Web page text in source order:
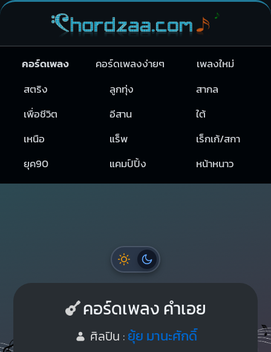
คอร์ดเพลง คอร์ดเพลงง่ายๆ
เพลงใหม่
สตริง
ลูกทุ่ง
สากล
เพื่อชีวิต
อีสาน
ใต้
เหนือ
แร็พ
เร็กเก้/สกา
ยุค90
แคมป์ปิ้ง หน้าหนาว
คอร์ดเพลง คำเอย
ศิลปิน : ยุ้ย มานะศักดิ์